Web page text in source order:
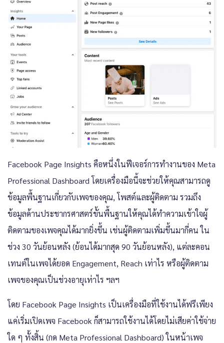
Facebook Page Insights คือหนึ่งในฟีเจอร์การทำงานของ Meta
Professional Dashboard โดยเครื่องมือนี้จะช่วยให้คุณสามารถดู
ข้อมูลพื้นฐานเกี่ยวกับเพจของคุณ, โพสต์และผู้ติดตาม รวมถึง
ข้อมูลด้านประชากรศาสตร์ขั้นพื้นฐานให้คุณได้ทำความเข้าใจผู้
ติดตามของเพจคุณได้มากยิ่งขึ้น เช่นผู้ติดตามเพิ่มขึ้นมากี่คน ใน
ช่วง 30 วันย้อนหลัง (ย้อนได้มากสุด 90 วันย้อนหลัง), แต่ละคอน
เทนต์ในเพจได้ยอด Engagement, Reach เท่าไร หรือผู้ติดตาม
เพจของคุณเป็นช่วงอายุเท่าไร ฯลฯ
โดย Facebook Page Insights เป็นเครื่องมือที่ใช้งานได้ฟรีเพียง
แค่เริ่มเปิดเพจ Facebook ก็สามารถใช้งานได้โดยไม่เสียค่าใช้จ่าย
ใด ๆ ทั้งสิ้น (กด Meta Professional Dashboard) ในหน้าเพจ